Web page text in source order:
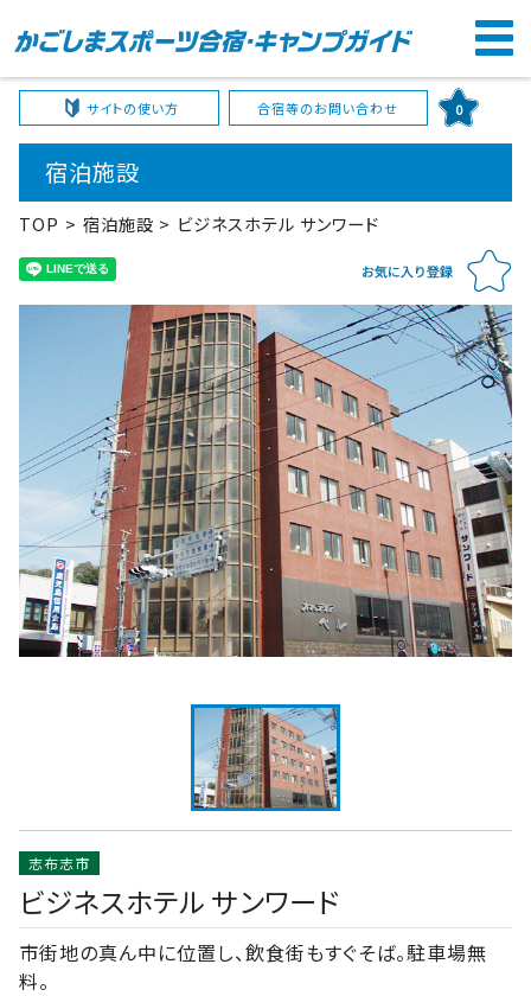
サイトの使い方 合宿等のお問い合わせ 0
宿泊施設
TOP 宿泊施設 ビジネスホテル サンワード
志布志市
ビジネスホテル サンワード
市街地の真ん中に位置し、飲食街もすぐそば。駐車場無
料。